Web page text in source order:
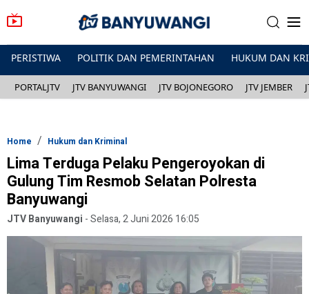
PERISTIWA POLITIK DAN PEMERINTAHAN HUKUM DAN
PORTALJTV JTV BANYUWANGI JTV BOJONEGORO JTV JEMBER
Home Hukum dan Kriminal
Lima Terduga Pelaku Pengeroyokan di
Gulung Tim Resmob Selatan Polresta
Banyuwangi
JTV Banyuwangi -Selasa, 2 Juni 2026 16:05